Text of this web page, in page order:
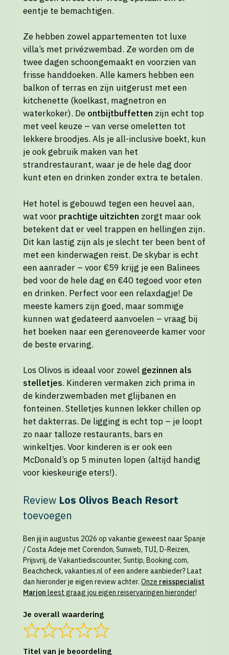
eentje te bemachtigen.
Ze hebben zowel appartementen tot luxe
villa’s met privézwembad. Ze worden om de
twee dagen schoongemaakt en voorzien van
frisse handdoeken. Alle kamers hebben een
balkon of terras en zijn uitgerust met een
kitchenette (koelkast, magnetron en
waterkoker). De ontbijtbuffetten zijn echt top
met veel keuze – van verse omeletten tot
lekkere broodjes. Als je all-inclusive boekt, kun
je ook gebruik maken van het
strandrestaurant, waar je de hele dag door
kunt eten en drinken zonder extra te betalen.
Het hotel is gebouwd tegen een heuvel aan,
wat voor prachtige uitzichten zorgt maar ook
betekent dat er veel trappen en hellingen zijn.
Dit kan lastig zijn als je slecht ter been bent of
met een kinderwagen reist. De skybar is echt
een aanrader – voor €59 krijg je een Balinees
bed voor de hele dag en €40 tegoed voor eten
en drinken. Perfect voor een relaxdagje! De
meeste kamers zijn goed, maar sommige
kunnen wat gedateerd aanvoelen – vraag bij
het boeken naar een gerenoveerde kamer voor
de beste ervaring.
Los Olivos is ideaal voor zowel gezinnen als
stelletjes. Kinderen vermaken zich prima in
de kinderzwembaden met glijbanen en
fonteinen. Stelletjes kunnen lekker chillen op
het dakterras. De ligging is echt top – je loopt
zo naar talloze restaurants, bars en
winkeltjes. Voor kinderen is er ook een
McDonald’s op 5 minuten lopen (altijd handig
voor kieskeurige eters!).
Review Los Olivos Beach Resort
toevoegen
Ben jij in augustus 2026 op vakantie geweest naar Spanje
/ Costa Adeje met Corendon, Sunweb, TUI, D-Reizen,
Prijsvrij, de Vakantiediscounter, Suntip, Booking.com,
Beachcheck, vakanties.nl of een andere aanbieder? Laat
dan hieronder je eigen review achter. Onze reisspecialist
Marjon leest graag jou eigen reiservaringen hieronder!
Je overall waardering
Titel van je beoordeling